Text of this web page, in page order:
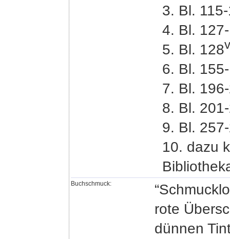
3. Bl.
4. Bl.
5. Bl. 128v
6. Bl.
7. Bl.
8. Bl.
9. Bl.
10. dazu
Buchschmuck:
rote
dünnen